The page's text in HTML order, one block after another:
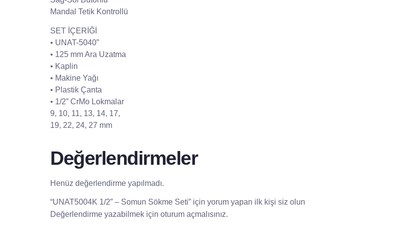
Mandal Tetik Kontrollü
SET İÇERİĞİ
• UNAT-5040”
• 125 mm Ara Uzatma
• Kaplin
• Makine Yağı
• Plastik Çanta
• 1/2” CrMo Lokmalar
9, 10, 11, 13, 14, 17,
19, 22, 24, 27 mm
Değerlendirmeler
Henüz değerlendirme yapılmadı.
“UNAT5004K 1/2” – Somun Sökme Seti” için yorum yapan ilk kişi siz olun
Değerlendirme yazabilmek için oturum açmalısınız.